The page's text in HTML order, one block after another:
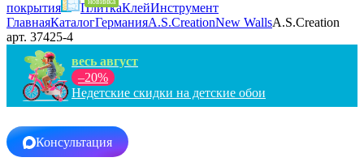
покрытия
ПлиткаКлейИнструмент
ГлавнаяКаталогГерманияA.S.CreationNew WallsA.S.Creation
арт. 37425-4
весь август
–20%
Недетские скидки на детские обои
Консультация